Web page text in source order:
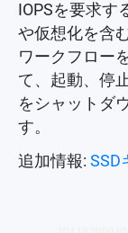
IOPSを要求
や仮想化を含
ワークフロー
て、起動、停
をシャットダ
す。
追加情報: SSD